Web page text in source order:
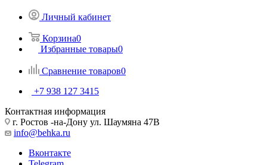
Личный кабинет
Корзина0
Избранные товары0
Сравнение товаров0
+7 938 127 3415
Контактная информация
г. Ростов -на-Дону ул. Шаумяна 47В
info@behka.ru
Вконтакте